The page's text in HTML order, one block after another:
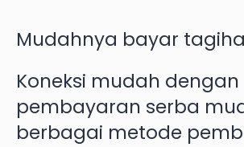
Mudahnya bayar
Koneksi mudah dengan
pembayaran serba
berbagai metode